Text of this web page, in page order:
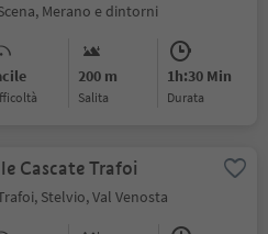
Merano e dintorni
200 m
Salita
1h:30 Min
durata
Cascate Trafoi
Stelvio, Val Venosta